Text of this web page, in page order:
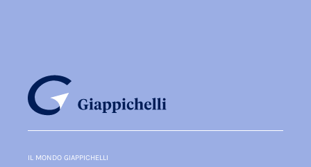
IL MONDO GIAPPICHELLI